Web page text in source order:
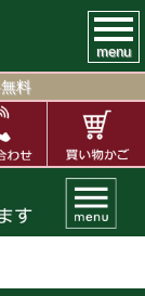
menu
料